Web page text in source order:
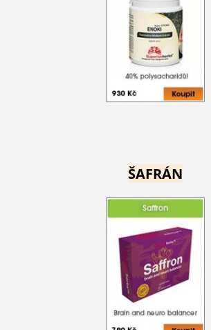
ŠAFRÁN